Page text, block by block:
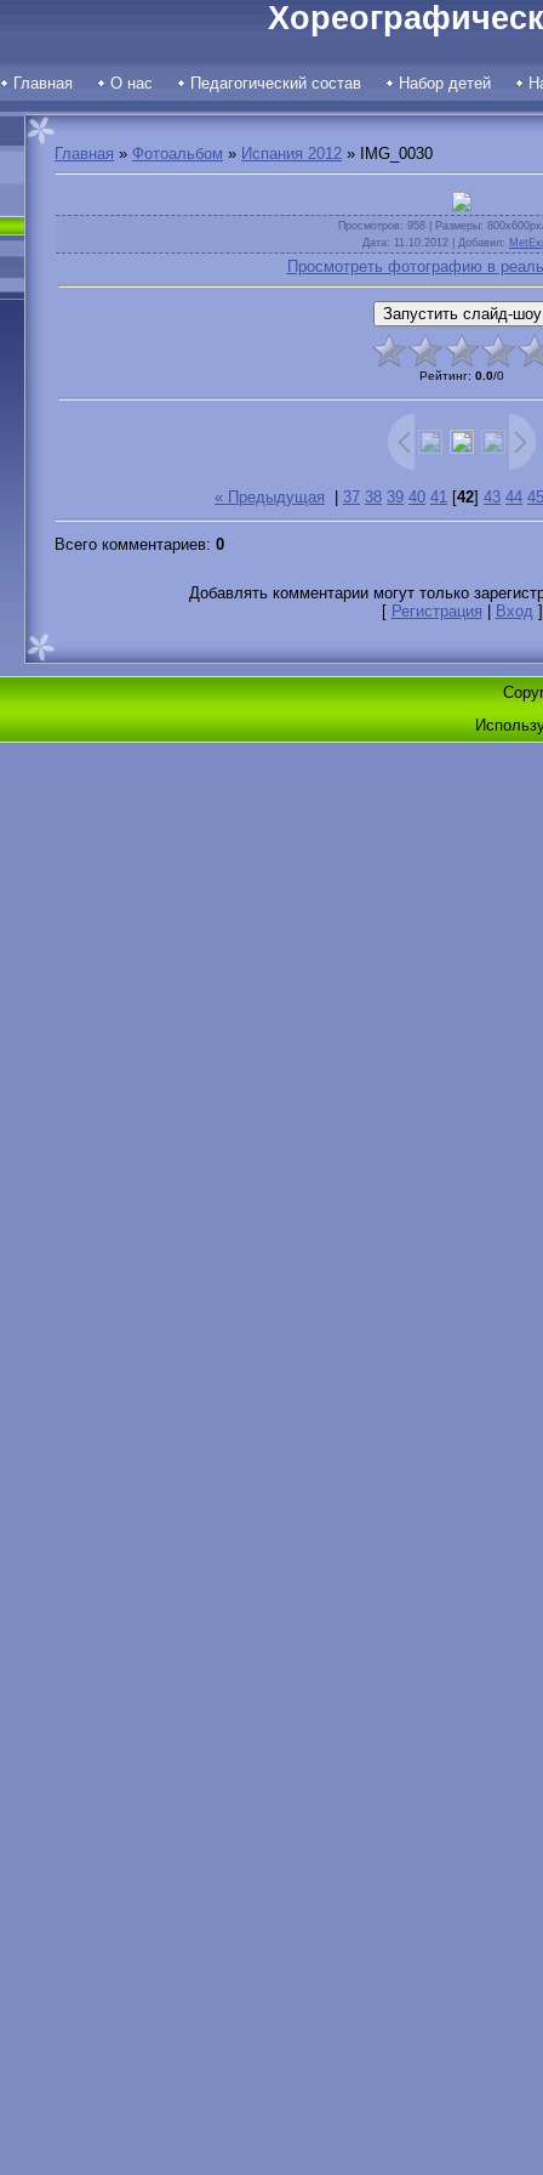
Главная О нас Педагогический состав Набор детей
Главная » Фотоальбом » Испания 2012 » IMG_0030
Просмотров: 958 | Размеры:
Дата: 11.10.2012 | Добавил:
Просмотреть фотографию в
Рейтинг: 0.0/0
« Предыдущая 37 38 39 40 41 [42] 43 44 45
Всего комментариев: 0
Добавлять комментарии могут только
[ Регистрация Вход]